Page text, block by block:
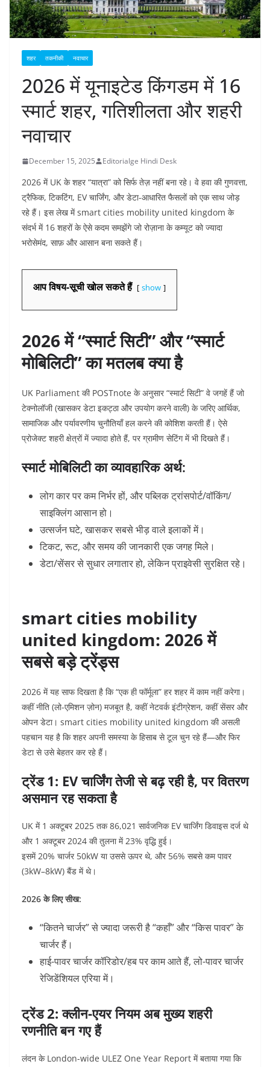
शहर तकनीकी नवाचार
2026 में यूनाइटेड किंगडम में 16
स्मार्ट शहर, गतिशीलता और शहरी
नवाचार
December 15, 2025 Editorialge Hindi Desk
2026 में UK के शहर “यात्रा” को सिर्फ तेज़ नहीं बना रहे। वे हवा की गुणवत्ता,
ट्रैफिक, टिकटिंग, EV चार्जिंग, और डेटा-आधारित फैसलों को एक साथ जोड़
रहे हैं। इस लेख में smart cities mobility united kingdom के
संदर्भ में 16 शहरों के ऐसे कदम समझेंगे जो रोज़ाना के कम्यूट को ज्यादा
भरोसेमंद, साफ़ और आसान बना सकते हैं।
आप विषय-सूची खोल सकते हैं show
2026 में “स्मार्ट सिटी” और “स्मार्ट
मोबिलिटी” का मतलब क्या है
UK Parliament की POSTnote के अनुसार “स्मार्ट सिटी” वे जगहें हैं जो
टेक्नोलॉजी (खासकर डेटा इकट्ठा और उपयोग करने वाली) के जरिए आर्थिक,
सामाजिक और पर्यावरणीय चुनौतियाँ हल करने की कोशिश करती हैं। ऐसे
प्रोजेक्ट शहरी क्षेत्रों में ज्यादा होते हैं, पर ग्रामीण सेटिंग में भी दिखते हैं।
स्मार्ट मोबिलिटी का व्यावहारिक अर्थ:
लोग कार पर कम निर्भर हों, और पब्लिक ट्रांसपोर्ट/वॉकिंग/
साइक्लिंग आसान हो।
उत्सर्जन घटे, खासकर सबसे भीड़ वाले इलाकों में।
टिकट, रूट, और समय की जानकारी एक जगह मिले।
डेटा/सेंसर से सुधार लगातार हो, लेकिन प्राइवेसी सुरक्षित रहे।
smart cities mobility
united kingdom: 2026 में
सबसे बड़े ट्रेंड्स
2026 में यह साफ दिखता है कि “एक ही फॉर्मूला” हर शहर में काम नहीं करेगा।
कहीं नीति (लो-एमिशन ज़ोन) मजबूत है, कहीं नेटवर्क इंटीग्रेशन, कहीं सेंसर और
ओपन डेटा। smart cities mobility united kingdom की असली
पहचान यह है कि शहर अपनी समस्या के हिसाब से टूल चुन रहे हैं—और फिर
डेटा से उसे बेहतर कर रहे हैं।
ट्रेंड 1: EV चार्जिंग तेजी से बढ़ रही है, पर वितरण
असमान रह सकता है
UK में 1 अक्टूबर 2025 तक 86,021 सार्वजनिक EV चार्जिंग डिवाइस दर्ज थे
और 1 अक्टूबर 2024 की तुलना में 23% वृद्धि हुई।
इसमें 20% चार्जर 50kW या उससे ऊपर थे, और 56% सबसे कम पावर
(3kW–8kW) बैंड में थे।
2026 के लिए सीख:
“कितने चार्जर” से ज्यादा जरूरी है “कहाँ” और “किस पावर” के
चार्जर हैं।
हाई-पावर चार्जर कॉरिडोर/हब पर काम आते हैं, लो-पावर चार्जर
रेजिडेंशियल एरिया में।
ट्रेंड 2: क्लीन-एयर नियम अब मुख्य शहरी
रणनीति बन गए हैं
लंदन के London-wide ULEZ One Year Report में बताया गया कि